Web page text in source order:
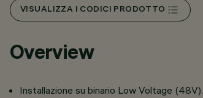
VISUALIZZA I CODICI PRODOTTO
Overview
Installazione su binario Low Voltage (48V).